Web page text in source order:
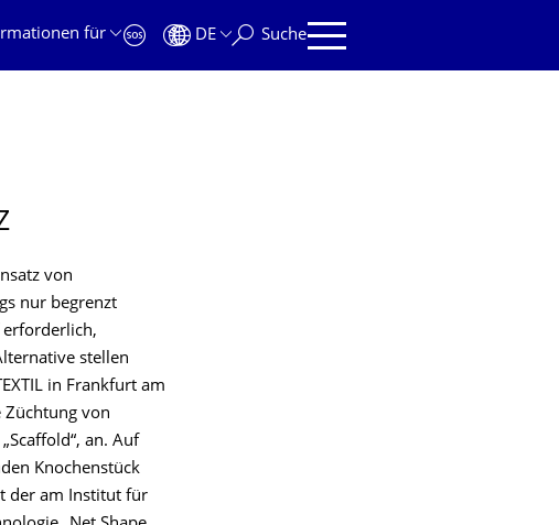
für
DE Suche
von
nur begrenzt
erforderlich,
stellen
in Frankfurt am
Züchtung von
an. Auf
Knochenstück
der am Institut für